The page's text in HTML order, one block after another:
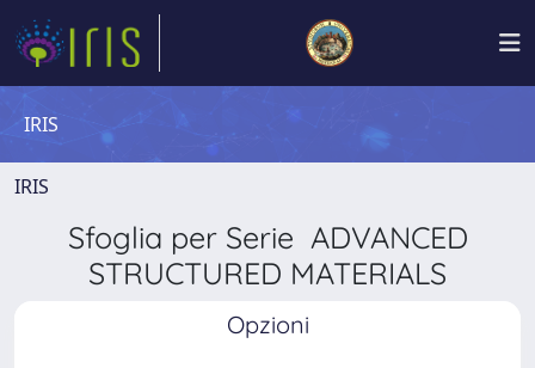
IRIS
IRIS
Sfoglia per Serie ADVANCED
STRUCTURED MATERIALS
Opzioni